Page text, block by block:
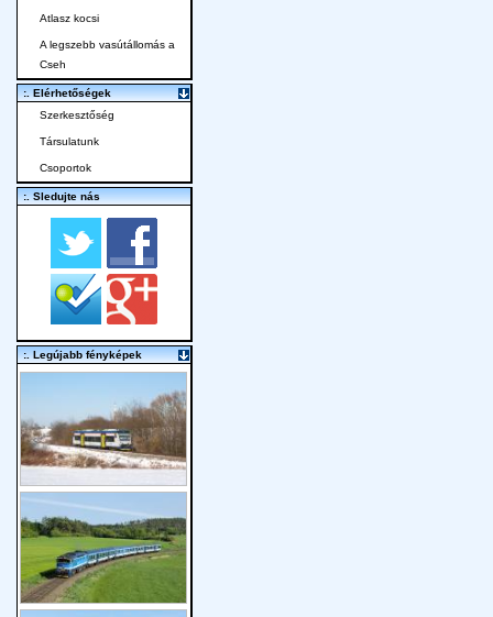
Atlasz kocsi
A legszebb vasútállomás a
Cseh
:. Elérhetőségek
Szerkesztőség
Társulatunk
Csoportok
:. Sledujte nás
:. Legújabb fényképek